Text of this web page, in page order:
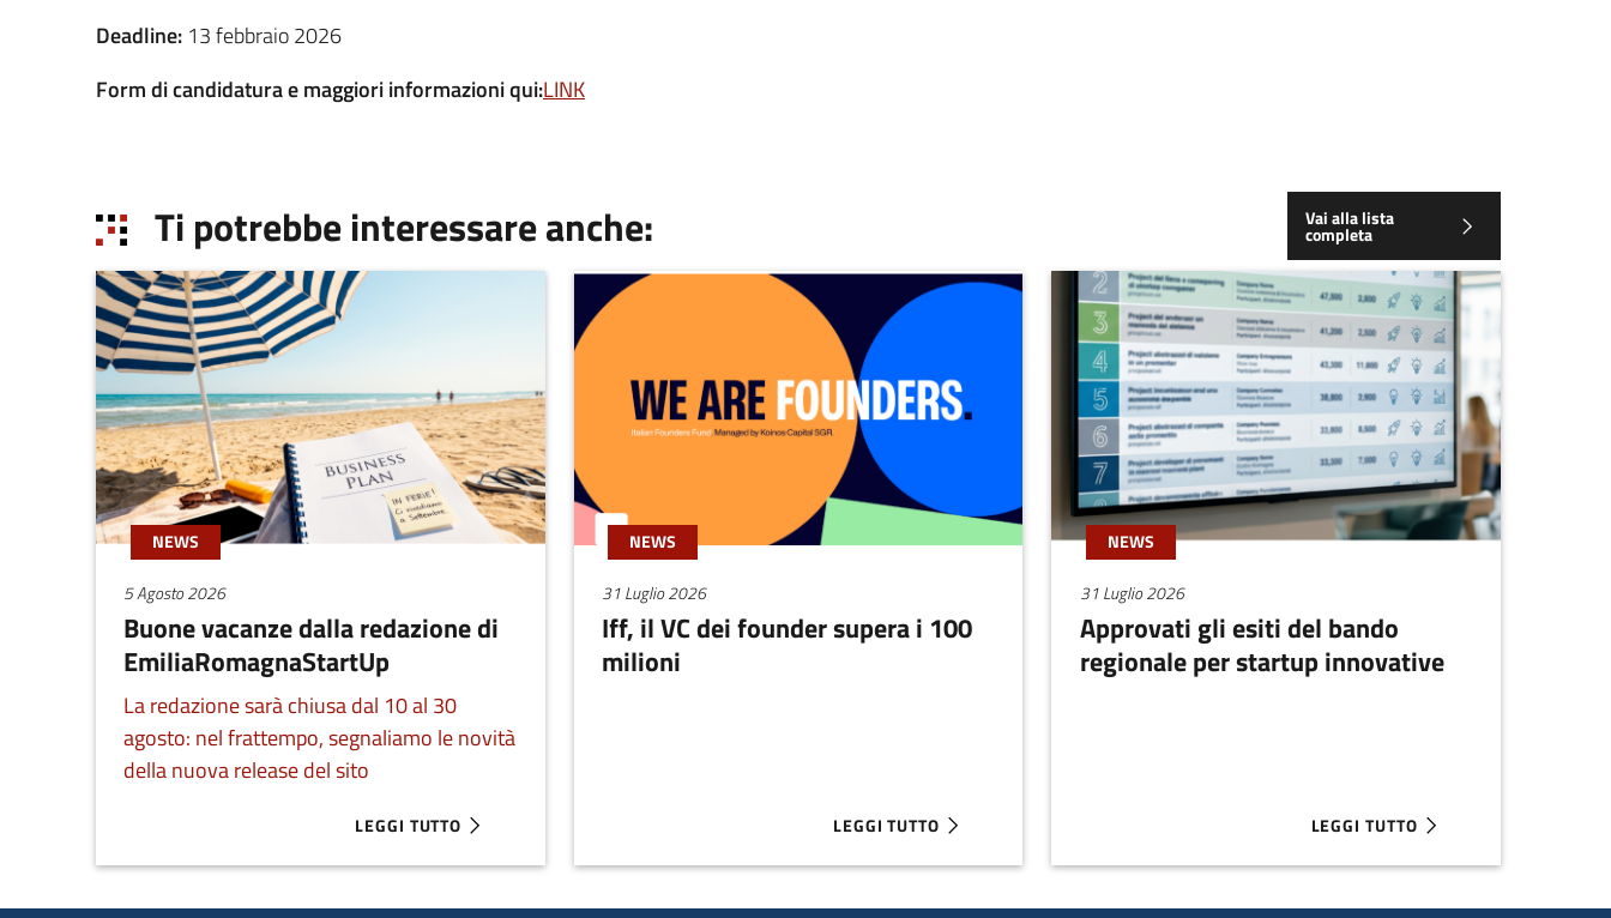
Deadline: 13 febbraio 2026
Form di candidatura e maggiori informazioni qui:LINK
Ti potrebbe interessare anche: Vai alla lista
completa
NEWS
5 Agosto 2026
Buone vacanze dalla redazione di
EmiliaRomagnaStartUp
La redazione sarà chiusa dal 10 al 30
agosto: nel frattempo, segnaliamo le novità
della nuova release del sito
LEGGI TUTTO
ABOUT BUONE VACANZE DALLA REDAZIONE DI EMILIAROMAGNASTARTUP
NEWS
31 Luglio 2026
Iff, il VC dei founder supera i 100
milioni
LEGGI TUTTO
ABOUT IFF, IL VC DEI FOUNDER SUPERA I 100 MILIONI
NEWS
31 Luglio 2026
Approvati gli esiti del bando
regionale per startup innovative
LEGGI TUTTO
ABOUT APPROVATI GLI ESITI DEL